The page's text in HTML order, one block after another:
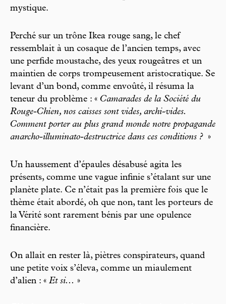
mystique.
Perché sur un trône Ikea rouge sang, le chef
ressemblait à un cosaque de l’ancien temps, avec
une perfide moustache, des yeux rougeâtres et un
maintien de corps trompeusement aristocratique. Se
levant d’un bond, comme envoûté, il résuma la
teneur du problème : « Camarades de la Société du
Rouge-Chien, nos caisses sont vides, archi-vides.
Comment porter au plus grand monde notre propagande
anarcho-illuminato-destructrice dans ces conditions ? »
Un haussement d’épaules désabusé agita les
présents, comme une vague infinie s’étalant sur une
planète plate. Ce n’était pas la première fois que le
thème était abordé, oh que non, tant les porteurs de
la Vérité sont rarement bénis par une opulence
financière.
On allait en rester là, piètres conspirateurs, quand
une petite voix s’éleva, comme un miaulement
d’alien : « Et si... »